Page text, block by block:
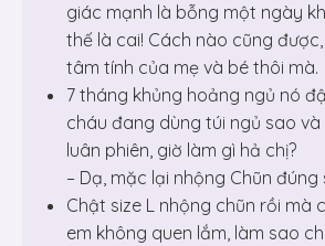
giác mạnh là bỗng một ngày
thế là cai! Cách nào cũng
tâm tính của mẹ và bé thôi mà.
7 tháng khủng hoảng ngủ nó
cháu đang dùng túi ngủ sao
luân phiên, giờ làm gì hả chị?
– Dạ, mặc lại nhộng Chũn đúng
Chật size L nhộng chũn rồi mà
em không quen lắm, làm sao